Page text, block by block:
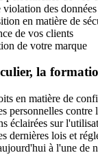
des
en matière de
de vos clients
de votre marque
la
en matière de
personnelles
éclairées sur
dernières lois et
à l'une de